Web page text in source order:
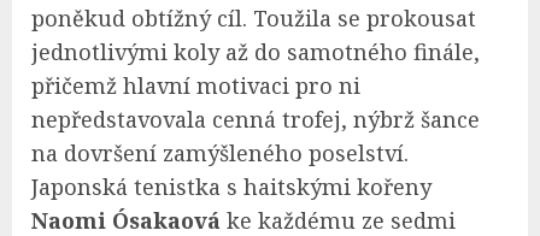
poněkud obtížný cíl. Toužila se prokousat
jednotlivými koly až do samotného finále,
přičemž hlavní motivaci pro ni
nepředstavovala cenná trofej, nýbrž šance
na dovršení zamýšleného poselství.
Japonská tenistka s haitskými kořeny
Naomi Ósakaová ke každému ze sedmi